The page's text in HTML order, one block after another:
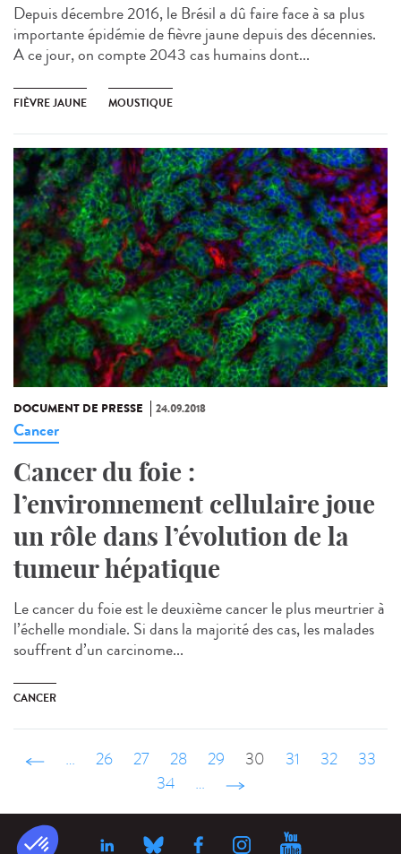
Depuis décembre 2016, le Brésil a dû faire face à sa plus
importante épidémie de fièvre jaune depuis des décennies.
A ce jour, on compte 2043 cas humains dont...
FIÈVRE JAUNE MOUSTIQUE
DOCUMENT DE PRESSE 24.09.2018
Cancer
Cancer du foie :
l’environnement cellulaire joue
un rôle dans l’évolution de la
tumeur hépatique
Le cancer du foie est le deuxième cancer le plus meurtrier à
l’échelle mondiale. Si dans la majorité des cas, les malades
souffrent d’un carcinome...
CANCER
‹ précédent
… 26 27 28 29 30 31 32
33
34
… suivant ›